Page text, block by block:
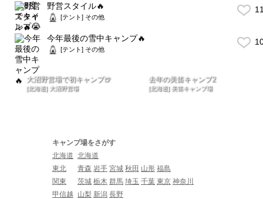
野営スタイル🔥
[テント] その他
今年最後の雪中キャンプ🔥
[テント] その他
大沼野営場で初キャンプ🍺
[北海道] 大沼野営場
去年の美笛キャンプ2
[北海道] 美笛キャンプ場
キャンプ場をさがす
北海道 北海道
東北
青森 岩手 宮城 秋田 山形 福島
関東
茨城 栃木 群馬 埼玉 千葉 東京 神奈川
甲信越
山梨 新潟 長野